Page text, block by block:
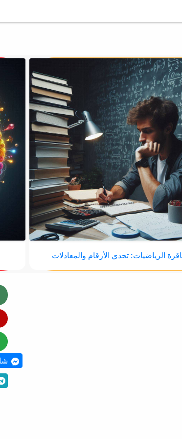
الرياضيات: تحدي الأرقام والمعادلات